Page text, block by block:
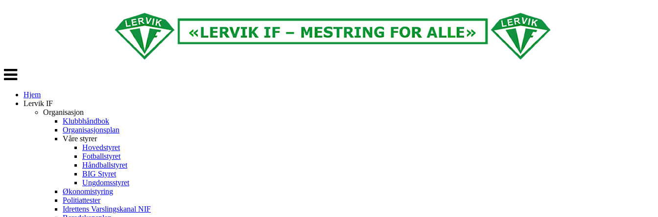
Veksle
navigasjon
Hjem
Lervik IF
Organisasjon
Klubbhåndbok
Organisasjonsplan
Våre styrer
Hovedstyret
Fotballstyret
Håndballstyret
BIG Styret
Ungdomsstyret
Økonomistyring
Politiattester
Idrettens Varslingskanal NIF